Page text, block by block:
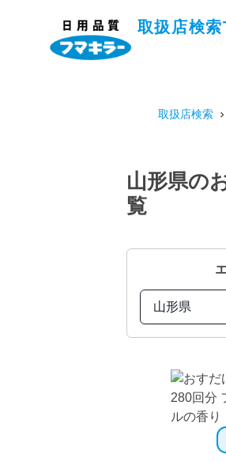
取扱店検
取扱店検索
山形県の
覧
山形県